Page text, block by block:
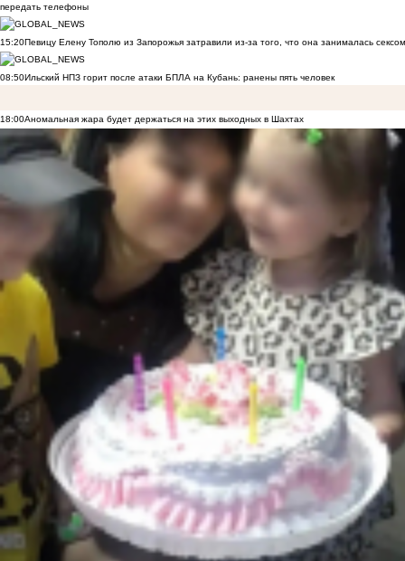
передать телефоны
15:20Певицу Елену Тополю из Запорожья затравили из-за того, что она занималась
08:50Ильский НПЗ горит после атаки БПЛА на Кубань: ранены пять человек
18:00Аномальная жара будет держаться на этих выходных в Шахтах